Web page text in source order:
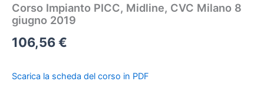
Corso Impianto PICC, Midline, CVC Milano 8
giugno 2019
106,56€
Scarica la scheda del corso in PDF